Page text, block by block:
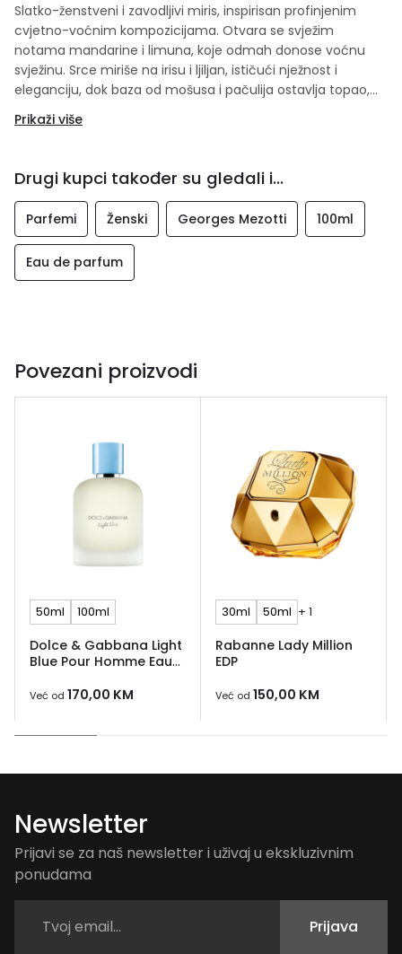
Slatko-ženstveni i zavodljivi miris, inspirisan profinjenim
cvjetno-voćnim kompozicijama. Otvara se svježim
notama mandarine i limuna, koje odmah donose voćnu
svježinu. Srce miriše na irisu i ljiljan, ističući nježnost i
eleganciju, dok baza od mošusa i pačulija ostavlja topao,
žene.
Prikaži više
Drugi kupci također su gledali i...
Parfemi Ženski Georges Mezotti 100ml
Eau de parfum
Povezani proizvodi
50ml 100ml
Dolce & Gabbana Light
Blue Pour Homme Eau
Već od 170,00 KM
30ml 50ml + 1
Rabanne Lady Million
EDP
Već od 150,00 KM
Newsletter
Prijavi se za naš newsletter i uživaj u ekskluzivnim
ponudama
Prijava